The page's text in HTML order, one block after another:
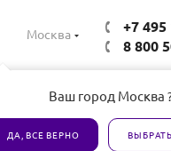
Москва
Ваш город Москва
ДА, ВСЕ ВЕРНО
+7 495
8 800
Все товары